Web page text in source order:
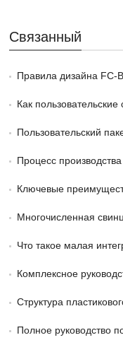
Связанный
Правила дизайна FC-
Как пользовательские
Пользовательский пакет
Процесс
Ключевые преимущества
Многочисленная свинцовая
Что такое малая
Комплексное
Структура пластикового
Полное руководство по